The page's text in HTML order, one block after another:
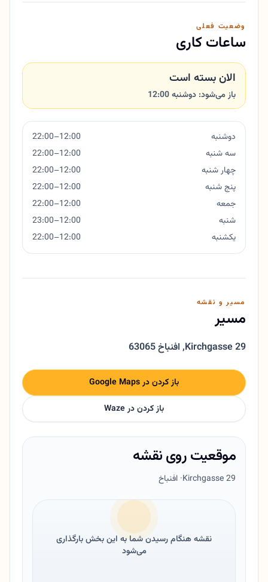
وضعیت فعلی
ساعات کاری
الان بسته است
باز می‌شود: دوشنبه 12:00
دوشنبه
12:00–22:00
سه شنبه
12:00–22:00
چهار شنبه
12:00–22:00
پنج شنبه
12:00–22:00
جمعه
12:00–22:00
شنبه
12:00–23:00
یکشنبه
12:00–22:00
مسیر و نقشه
مسیر
Kirchgasse 29
, 63065 افنباخ
باز کردن در Google Maps
باز کردن در Waze
موقعیت روی نقشه
Kirchgasse 29· افنباخ
نقشه هنگام رسیدن شما به این بخش بارگذاری
می‌شود